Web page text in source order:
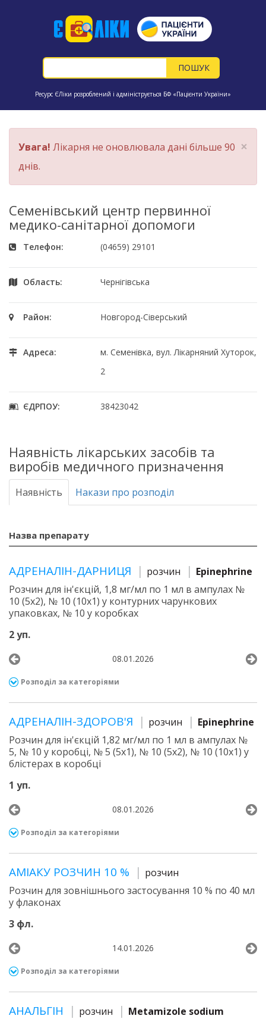
Ресурс ЄЛіки розроблений і адмініструється БФ «Пацієнти України»
×
Увага! Лікарня не оновлювала дані більше 90
днів.
Семенівський центр первинної
медико-санітарної допомоги
Телефон: (04659) 29101
Область: Чернігівська
Район: Новгород-Сіверський
Адреса:
м. Семенівка, вул. Лікарняний Хуторок,
2
ЄДРПОУ: 38423042
Наявність лікарських засобів та
виробів медичного призначення
Наявність Накази про розподіл
Назва препарату
АДРЕНАЛІН-ДАРНИЦЯ розчин
Epinephrine
Розчин для ін'єкцій, 1,8 мг/мл по 1 мл в ампулах №
10 (5х2), № 10 (10х1) у контурних чарункових
упаковках, № 10 у коробках
2 уп.
08.01.2026
Розподіл за категоріями
АДРЕНАЛІН-ЗДОРОВ'Я розчин
Epinephrine
Розчин для ін'єкцій 1,82 мг/мл по 1 мл в ампулах №
5, № 10 у коробці, № 5 (5х1), № 10 (5х2), № 10 (10х1) у
блістерах в коробці
1 уп.
08.01.2026
Розподіл за категоріями
АМІАКУ РОЗЧИН 10 %
розчин
Розчин для зовнішнього застосування 10 % по 40 мл
у флаконах
3 фл.
14.01.2026
Розподіл за категоріями
АНАЛЬГІН розчин
Metamizole sodium